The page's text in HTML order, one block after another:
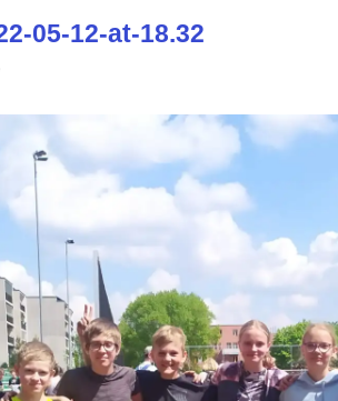
05-12-at-18.32